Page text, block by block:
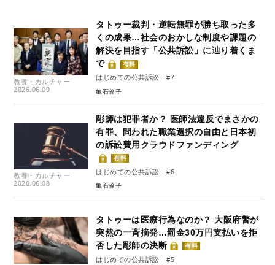
教養・カルチャー
2026.06.09
タトゥー裁判・逆転無罪が勝ち取った多
くの成果…社会のおかしな制度や課題の
解決を目指す「公共訴訟」に辿り着くま
で
有料
はじめての公共訴訟 #7
亀石倫子
教養・カルチャー
2026.06.08
彫師は犯罪者か？ 医師法違反でまさかの
有罪、問われた職業選択の自由と日本初
の訴訟費用クラウドファンディング
有料
はじめての公共訴訟 #6
亀石倫子
タトゥーは医療行為なのか？ 大阪府警が
突然の一斉摘発…罰金30万円支払いを拒
否した彫師の決断
有料
はじめての公共訴訟 #5